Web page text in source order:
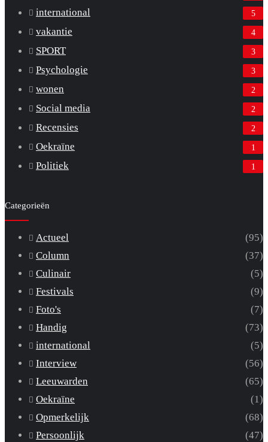
international 5
vakantie 4
SPORT 3
Psychologie 3
wonen 2
Social media 2
Recensies 2
Oekraïne 1
Politiek 1
Categorieën
Actueel
(95)
Column
(37)
Culinair
(5)
Festivals
(9)
Foto's
(7)
Handig
(73)
international
(5)
Interview
(56)
Leeuwarden
(65)
Oekraïne
(1)
Opmerkelijk
(68)
Persoonlijk
(47)